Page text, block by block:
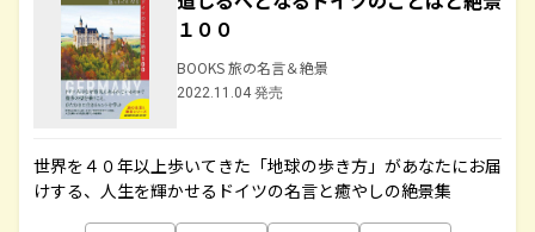
１００
BOOKS 旅の名言＆絶景
2022.11.04 発売
世界を４０年以上歩いてきた「地球の歩き方」があなたにお届
けする、人生を輝かせるドイツの名言と癒やしの絶景集